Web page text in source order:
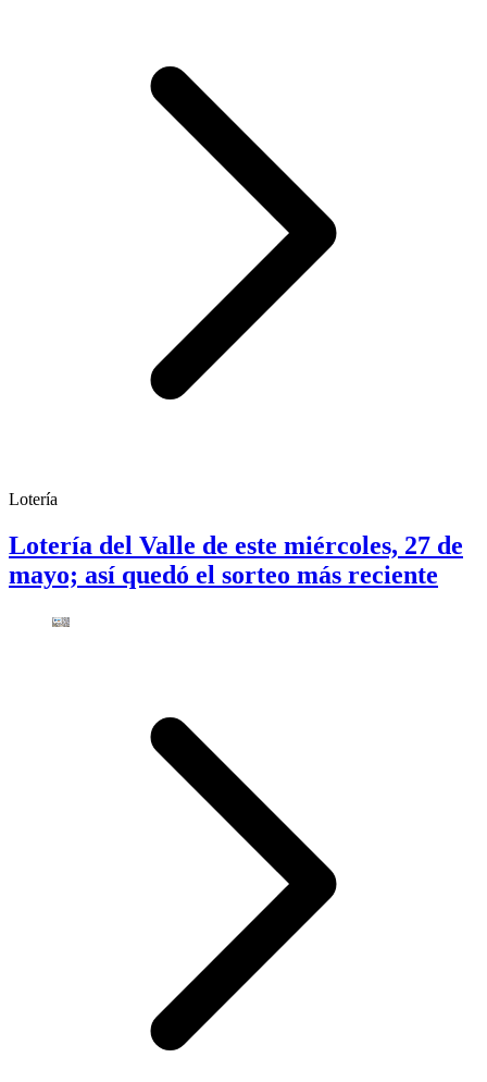
Lotería
Lotería del Valle de este miércoles, 27 de
mayo; así quedó el sorteo más reciente